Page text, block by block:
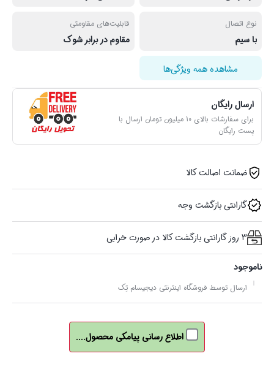
نوع اتصال
با سیم
قابلیت‌های مقاومتی
مقاوم در برابر شوک
مشاهده همه ویژگی‌ها
ارسال رایگان
برای سفارشات بالای 10 میلیون تومان ارسال با
پست رایگان
ضمانت اصالت کالا
گارانتی بازگشت وجه
3 روز گارانتی بازگشت کالا در صورت خرابی
ناموجود
ارسال توسط فروشگاه اینترنتی دیجیسام تِک
اطلاع رسانی پیامکی محصول....